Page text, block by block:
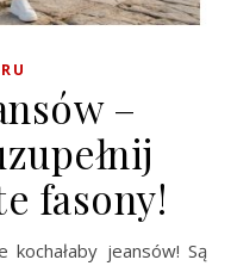
–
fasony!